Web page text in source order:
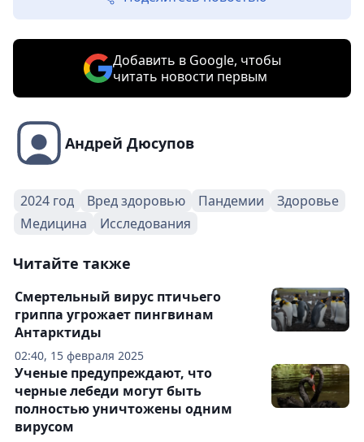
Добавить в Google, чтобы
читать новости первым
Андрей Дюсупов
2024 год Вред здоровью Пандемии
Здоровье
Медицина
Исследования
Читайте также
02:40, 15 февраля 2025
Смертельный вирус птичьего
гриппа угрожает пингвинам
Антарктиды
Ученые предупреждают, что
черные лебеди могут быть
полностью уничтожены одним
вирусом